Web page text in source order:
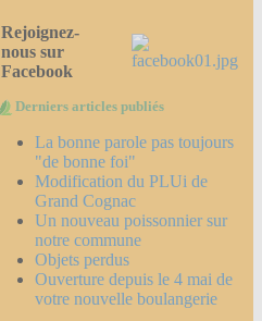
Rejoignez-
nous sur
Facebook
Derniers articles publiés
La bonne parole pas toujours
"de bonne foi"
Modification du PLUi de
Grand Cognac
Un nouveau poissonnier sur
notre commune
Objets perdus
Ouverture depuis le 4 mai de
votre nouvelle boulangerie